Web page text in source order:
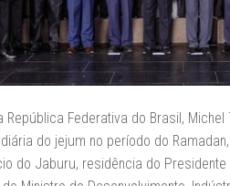
República Federativa do Brasil,
do jejum no período do
do Jaburu, residência do